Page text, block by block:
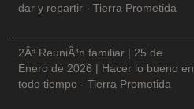
dar y repartir - Tierra Prometida
2Âª ReuniÃ³n familiar | 25 de
Enero de 2026 | Hacer lo bueno en
todo tiempo - Tierra Prometida